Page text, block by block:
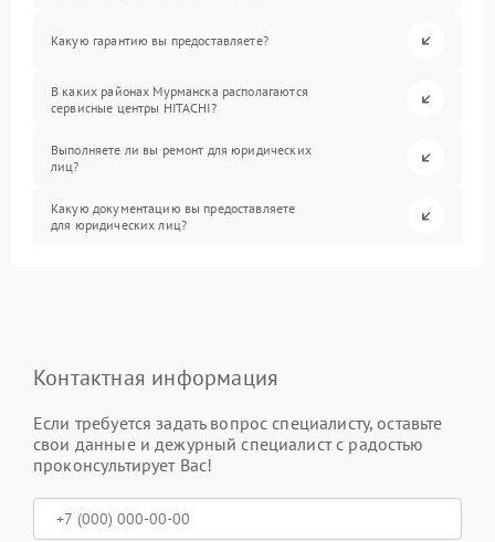
Какую гарантию вы предоставляете?
В каких районах Мурманска располагаются
сервисные центры HITACHI?
Выполняете ли вы ремонт для юридических
лиц?
Какую документацию вы предоставляете
для юридических лиц?
Контактная информация
Если требуется задать вопрос специалисту, оставьте
свои данные и дежурный специалист с радостью
проконсультирует Вас!